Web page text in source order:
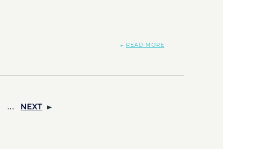
READ MORE
... NEXT